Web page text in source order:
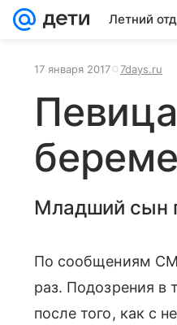
Летний
17 января 2017 7days.ru
Младший сын
По сообщениям
раз. Подозрения в
после того, как с